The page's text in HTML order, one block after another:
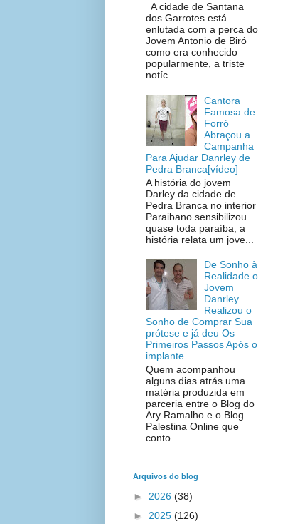
A cidade de Santana
dos Garrotes está
enlutada com a perca do
Jovem Antonio de Biró
como era conhecido
popularmente, a triste
notíc...
Cantora
Famosa de
Forró
Abraçou a
Campanha
Para Ajudar Danrley de
Pedra Branca[vídeo]
A história do jovem
Darley da cidade de
Pedra Branca no interior
Paraibano sensibilizou
quase toda paraíba, a
história relata um jove...
De Sonho à
Realidade o
Jovem
Danrley
Realizou o
Sonho de Comprar Sua
prótese e já deu Os
Primeiros Passos Após o
implante...
Quem acompanhou
alguns dias atrás uma
matéria produzida em
parceria entre o Blog do
Ary Ramalho e o Blog
Palestina Online que
conto...
Arquivos do blog
► 2026 (38)
► 2025 (126)